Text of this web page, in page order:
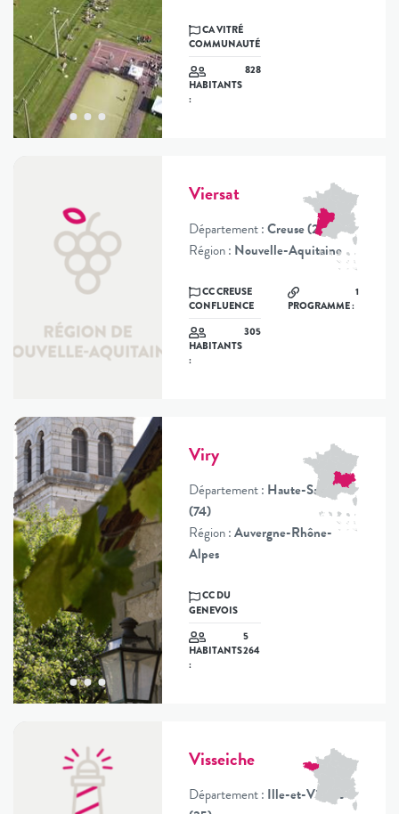
CA VITRÉ
COMMUNAUTÉ
HABITANTS
:
828
Viersat
Département :Creuse (23)
Région : Nouvelle-Aquitaine
CC CREUSE
CONFLUENCE
HABITANTS
:
305
PROGRAMME :
1
Viry
Département : Haute-Savoie
(74)
Région :Auvergne-Rhône-
Alpes
CC DU
GENEVOIS
HABITANTS
:
5
264
Visseiche
Département : Ille-et-Vilaine